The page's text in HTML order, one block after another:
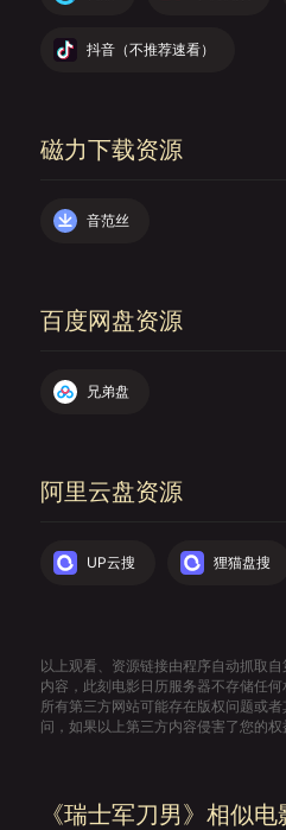
抖音（不推荐速看）
磁力下载资源
音范丝
百度网盘资源
兄弟盘
阿里云盘资源
UP云搜 狸猫盘搜
以上观看、资源链接由程序自动抓取
内容，此刻电影日历服务器不存储任何
所有第三方网站可能存在版权问题或
问，如果以上第三方内容侵害了您的权
《瑞士军刀男》相似电